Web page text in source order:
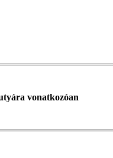
vonatkozóan